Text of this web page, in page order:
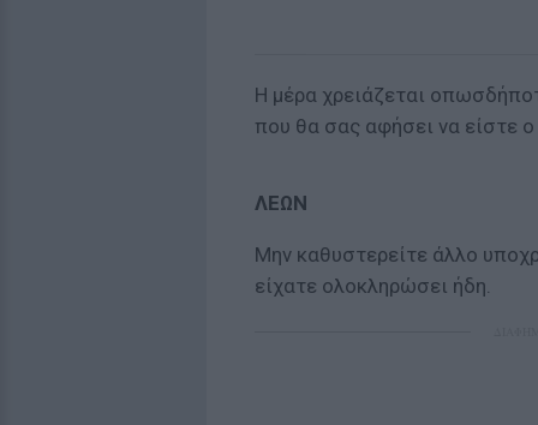
Η μέρα χρειάζεται
που θα σας αφήσει να είστε
ΛΕΩΝ
Μην καθυστερείτε άλλο
είχατε ολοκληρώσει ήδη.